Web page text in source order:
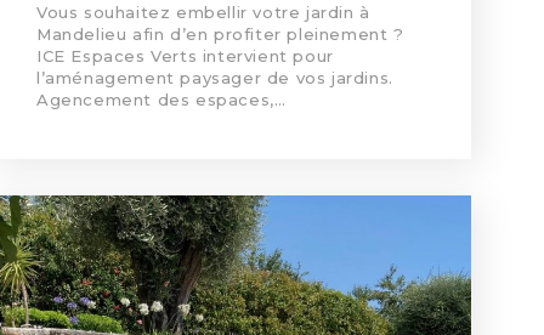
Vous souhaitez embellir votre jardin à
Mandelieu afin d’en profiter pleinement ?
ICE Espaces Verts intervient pour
l’aménagement paysager de vos jardins.
Agencement des espaces,…